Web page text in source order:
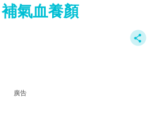
氣血養顏
廣告